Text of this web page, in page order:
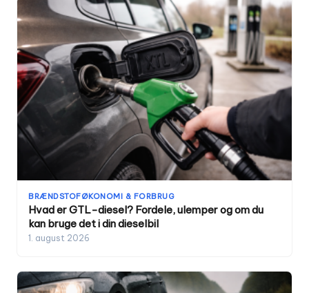
BRÆNDSTOFØKONOMI & FORBRUG
Hvad er GTL-diesel? Fordele, ulemper og om du
kan bruge det i din dieselbil
1. august 2026